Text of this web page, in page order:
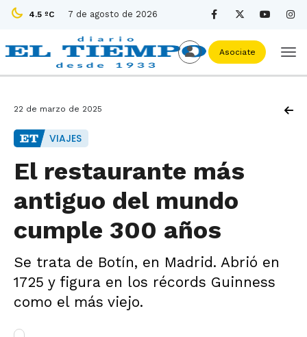
4.5 ºC 7 de agosto de 2026
Asociate
22 de marzo de 2025
VIAJES
El restaurante más
antiguo del mundo
cumple 300 años
Se trata de Botín, en Madrid. Abrió en
1725 y figura en los récords Guinness
como el más viejo.